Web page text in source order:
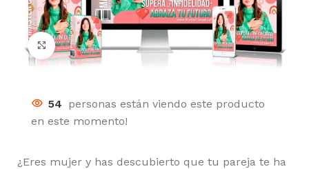
Click para agrandar
54 personas están viendo este producto
en este momento!
¿Eres mujer y has descubierto que tu pareja te ha